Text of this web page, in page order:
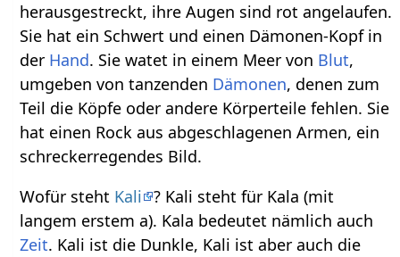
herausgestreckt, ihre Augen sind rot angelaufen.
Sie hat ein Schwert und einen Dämonen-Kopf in
der Hand. Sie watet in einem Meer von Blut,
umgeben von tanzenden Dämonen, denen zum
Teil die Köpfe oder andere Körperteile fehlen. Sie
hat einen Rock aus abgeschlagenen Armen, ein
schreckerregendes Bild.
Wofür steht Kali ? Kali steht für Kala (mit
langem erstem a). Kala bedeutet nämlich auch
Zeit. Kali ist die Dunkle, Kali ist aber auch die